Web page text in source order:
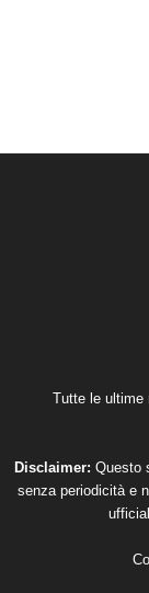
Tutte le ultime
Disclaimer: Questo
senza periodicità e